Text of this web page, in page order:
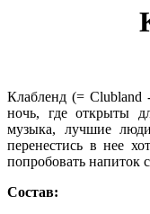
Клабленд (= Clubland
ночь, где открыты
музыка, лучшие
перенестись в нее
попробовать напиток
Состав: